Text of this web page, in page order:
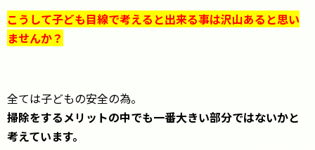
こうして子ども目線で考えると出来る事は沢山あると思い
ませんか？
全ては子どもの安全の為。
掃除をするメリットの中でも一番大きい部分ではないかと
考えています。